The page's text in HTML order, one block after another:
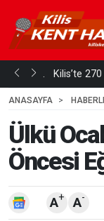
Türk... Kilis’te
ANASAYFA
Ülkü
Öncesi
A+ A-